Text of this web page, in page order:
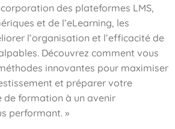
des plateformes LMS,
et de l’eLearning, les
l’organisation et l’efficacité de
Découvrez comment vous
innovantes pour maximiser
et préparer votre
de formation à un avenir
performant. »